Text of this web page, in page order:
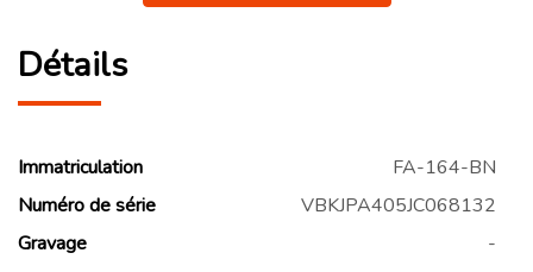
Détails
Immatriculation
FA-164-BN
Numéro de série
VBKJPA405JC068132
Gravage
-